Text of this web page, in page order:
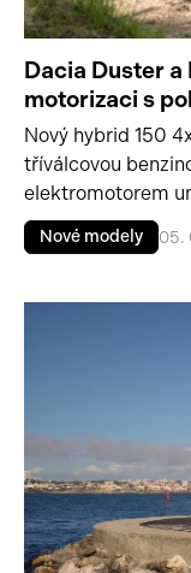
Dacia Duster
motorizaci s
Nový hybrid 150
tříválcovou
elektromotorem
Nové modely 05.